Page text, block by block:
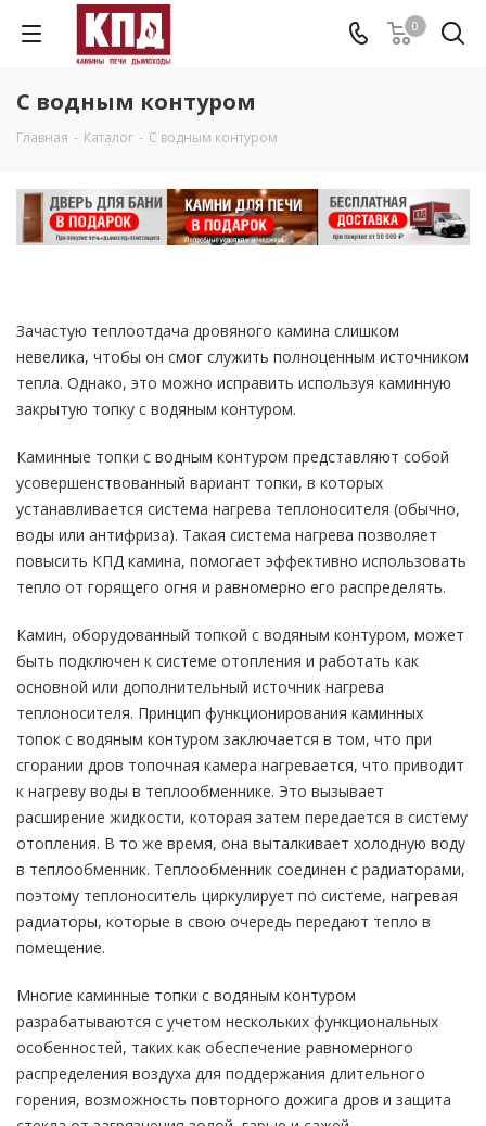
0
С водным контуром
Главная - Каталог - С водным контуром
Зачастую теплоотдача дровяного камина слишком
невелика, чтобы он смог служить полноценным источником
тепла. Однако, это можно исправить используя каминную
закрытую топку с водяным контуром.
Каминные топки с водным контуром представляют собой
усовершенствованный вариант топки, в которых
устанавливается система нагрева теплоносителя (обычно,
воды или антифриза). Такая система нагрева позволяет
повысить КПД камина, помогает эффективно использовать
тепло от горящего огня и равномерно его распределять.
Камин, оборудованный топкой с водяным контуром, может
быть подключен к системе отопления и работать как
основной или дополнительный источник нагрева
теплоносителя. Принцип функционирования каминных
топок с водяным контуром заключается в том, что при
сгорании дров топочная камера нагревается, что приводит
к нагреву воды в теплообменнике. Это вызывает
расширение жидкости, которая затем передается в систему
отопления. В то же время, она выталкивает холодную воду
в теплообменник. Теплообменник соединен с радиаторами,
поэтому теплоноситель циркулирует по системе, нагревая
радиаторы, которые в свою очередь передают тепло в
помещение.
Многие каминные топки с водяным контуром
разрабатываются с учетом нескольких функциональных
особенностей, таких как обеспечение равномерного
распределения воздуха для поддержания длительного
горения, возможность повторного дожига дров и защита